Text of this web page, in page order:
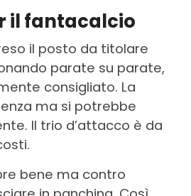
il fantacalcio
il posto da titolare
parate su parate,
consigliato. La
ma si potrebbe
Il trio d’attacco è da
bene ma contro